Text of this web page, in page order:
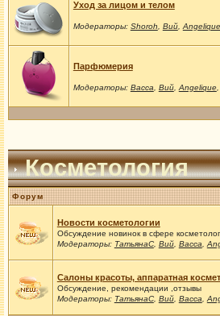
Уход за лицом и телом
Модераторы: Shoroh Вий, Angelique
Парфюмерия
Модераторы: Васса Вий, Angelique,
Косметология
Форум
Новости косметологии
Обсуждение новинок в сфере
Модераторы: ТатьянаС, Вий, Васса
Салоны красоты, аппаратная
Обсуждение, рекомендации ,отзывы
Модераторы: ТатьянаС, Вий, Васса